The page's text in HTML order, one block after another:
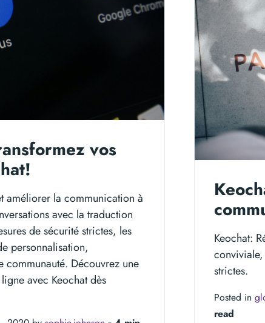
vos
améliorer la communication à
avec la traduction
de sécurité strictes, les
personnalisation,
communauté. Découvrez une
avec Keochat dès
Keochat:
strictes.
Posted in
read